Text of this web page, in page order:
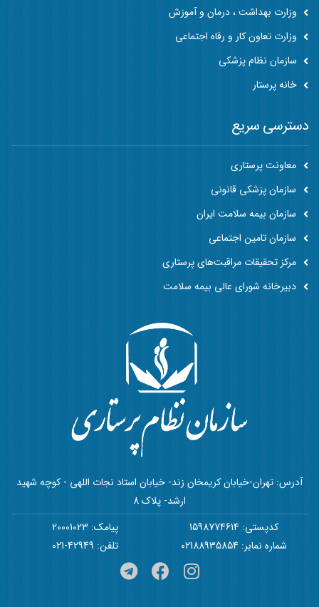
وزارت بهداشت ، درمان و آموزش
وزارت تعاون کار و رفاه اجتماعی
سازمان نظام پزشکی
خانه پرستار
آدرس: تهران-خیابان کریمخان زند- خیابان استاد نجات اللهی - کوچه شهید
ارشد- پلاک 8
کدپستی: 1598774614
پیامک: 20001023
شماره نمابر: 02188935854
تلفن: 42949-021
دسترسی سریع
معاونت پرستاری
سازمان پزشکی قانونی
سازمان بیمه سلامت ایران
سازمان تامین اجتماعی
مرکز تحقیقات مراقبت‌های پرستاری
دبیرخانه شورای عالی بیمه سلامت